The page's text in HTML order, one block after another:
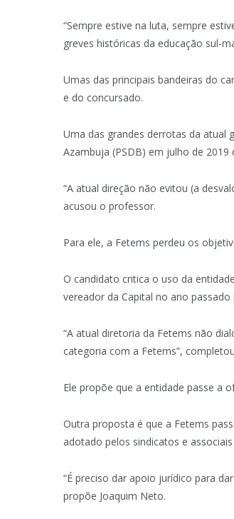
“Sempre estive na luta, sempre
greves históricas da educação sul-
Umas das principais bandeiras do
e do concursado.
Uma das grandes derrotas da
Azambuja (PSDB) em julho de
“A atual direção não evitou (a
acusou o professor.
Para ele, a Fetems perdeu os
O candidato critica o uso da
vereador da Capital no ano
“A atual diretoria da Fetems não
categoria com a Fetems”,
Ele propõe que a entidade passe a
Outra proposta é que a Fetems
adotado pelos sindicatos e
“É preciso dar apoio jurídico para
propõe Joaquim Neto.